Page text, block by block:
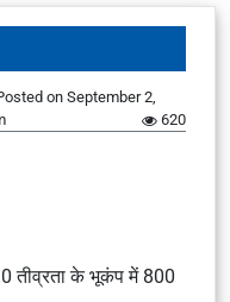
on September 2,
620
तीव्रता के भूकंप में 800